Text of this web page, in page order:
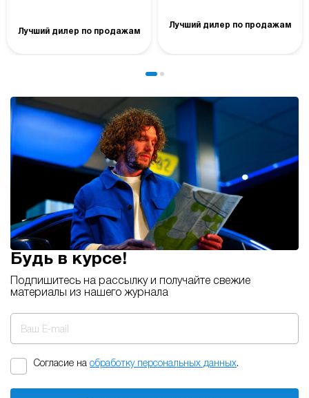
Лучший дилер по продажам
Лучший дилер по продажам
Будь в курсе!
Подпишитесь на рассылку и получайте свежие
материалы из нашего журнала
Ваш E-mail
Согласие на обработку персональных данных.